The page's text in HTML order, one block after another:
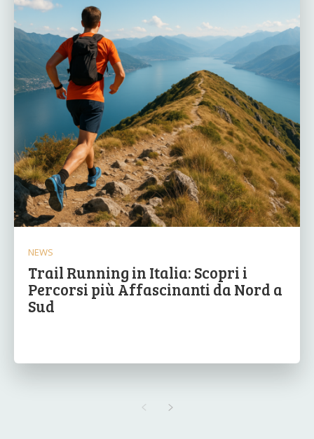
NEWS
Trail Running in Italia: Scopri i
Percorsi più Affascinanti da Nord a
Sud